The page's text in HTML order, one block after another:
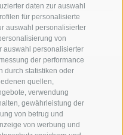
daten zur auswahl
für personalisierte
auswahl personalisierter
von
auswahl personalisierter
der performance
durch statistiken oder
quellen,
verwendung
gewährleistung der
von betrug und
von werbung und
uns